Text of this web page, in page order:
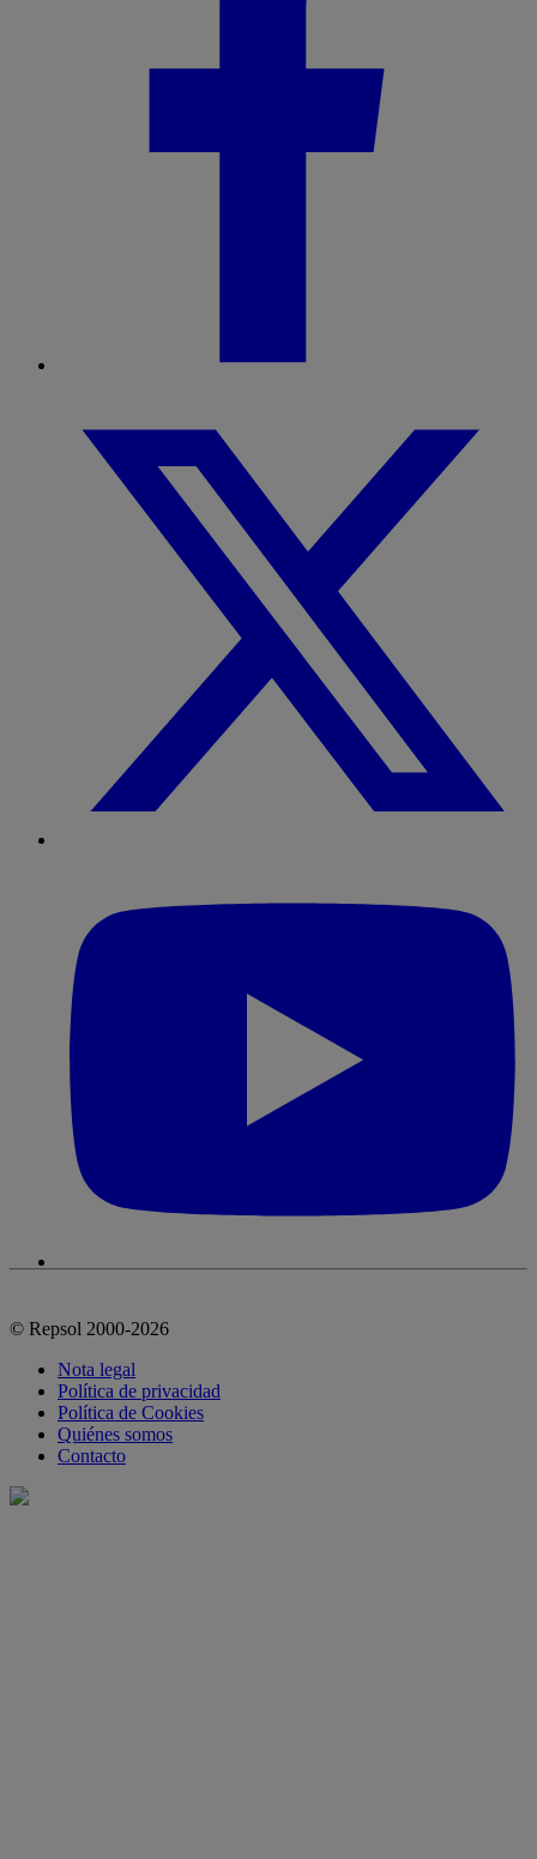
© Repsol 2000-2026
Nota legal
Política de privacidad
Política de Cookies
Quiénes somos
Contacto